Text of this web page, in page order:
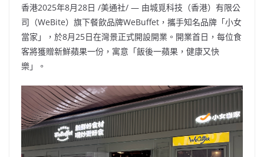
香港2025年8月28日 /美通社/ — 由城覓科技（香港）有限公
司（WeBite）旗下餐飲品牌WeBuffet，攜手知名品牌「小女
當家」，於8月25日在灣景正式開設開業。開業首日，每位食
客將獲贈新鮮蘋果一份，寓意「飯後一蘋果，健康又快
樂」。